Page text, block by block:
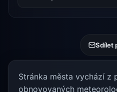
Sdílet
Stránka města vychází z
obnovovaných